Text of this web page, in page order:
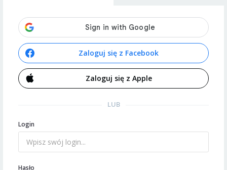
Zaloguj się z Facebook
Zaloguj się z Apple
LUB
Login
Hasło